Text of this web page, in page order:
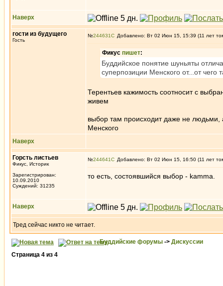
Наверх
гости из будущего
Гость
№244631 Добавлено: Вт 02 Июн 15, 15:39 (11 лет
Фикус пишет:
Буддийское понятие шуньяты
суперпозиции Менского от...от чего
Терентьев кажимость соотносит с
живем
выбор там происходит даже не людьми,
Менского
Наверх
Горсть листьев
Фикус, Историк
Зарегистрирован:
10.09.2010
Суждений: 31235
№244641 Добавлено: Вт 02 Июн 15, 16:50 (11 лет
то есть, состоявшийся выбор - kamma.
Наверх
Тред сейчас никто не читает.
Буддийские форумы -> Дискуссии
Страница 4 из 4